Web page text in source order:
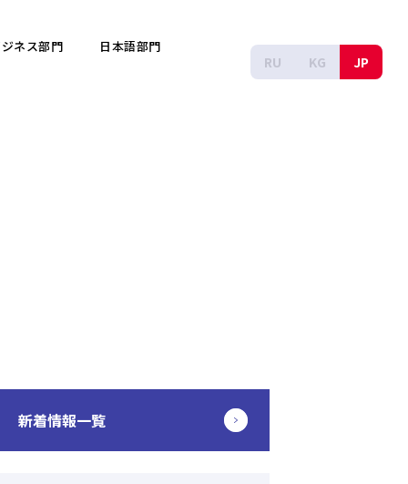
ジネス部門
日本語部門
RU KG JP
新着情報一覧